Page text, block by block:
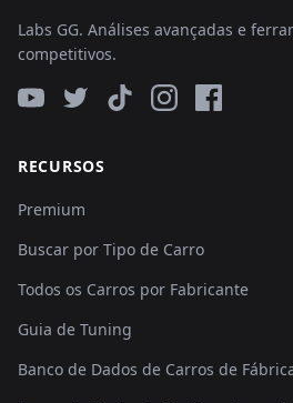
Labs GG. Análises avançadas e
competitivos.
RECURSOS
Premium
Buscar por Tipo de Carro
Todos os Carros por Fabricante
Guia de Tuning
Banco de Dados de Carros de